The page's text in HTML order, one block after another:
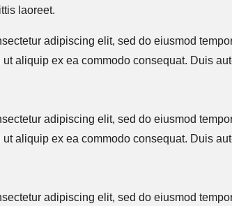
laoreet.
adipiscing elit, sed do eiusmod
aliquip ex ea commodo consequat. Duis
adipiscing elit, sed do eiusmod
aliquip ex ea commodo consequat. Duis
adipiscing elit, sed do eiusmod